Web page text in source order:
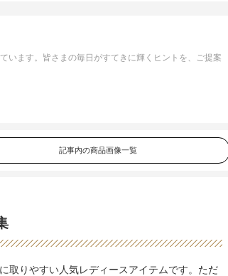
います。皆さまの毎日がすてきに輝くヒントを、ご提案
記事内の商品画像一覧
取りやすい人気レディースアイテムです。ただ